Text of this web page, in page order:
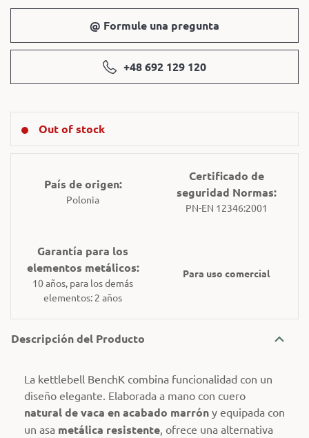
@ Formule una pregunta
+48 692 129 120
Out of stock
País de origen:
Polonia
Certificado de
seguridad Normas:
PN-EN 12346:2001
Garantía para los
elementos metálicos:
10 años, para los demás
elementos: 2 años
Para uso comercial
Descripción del Producto
La kettlebell BenchK combina funcionalidad con un
diseño elegante. Elaborada a mano con cuero
natural de vaca en acabado marrón y equipada con
un asa metálica resistente , ofrece una alternativa